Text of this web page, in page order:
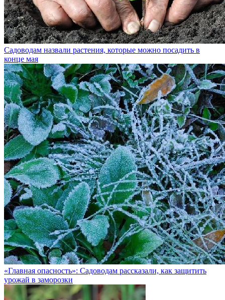
Садоводам назвали растения, которые можно посадить в
конце мая
«Главная опасность»: Садоводам рассказали, как защитить
урожай в заморозки